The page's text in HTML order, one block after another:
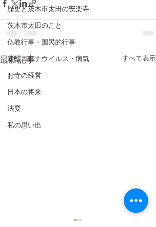
歴史と茨木市太田の安楽寺
茨木市太田のこと
仏教行事・国民的行事
新型コロナウイルス・病気
お寺の経営
日本の将来
法要
私の思い出
最新記事 すべて表示